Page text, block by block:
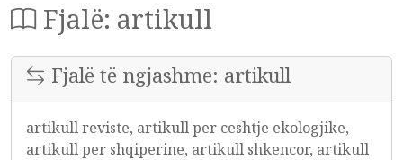
Fjalë: artikull
Fjalë të ngjashme: artikull
artikull reviste, artikull per ceshtje ekologjike,
artikull per shqiperine, artikull shkencor, artikull